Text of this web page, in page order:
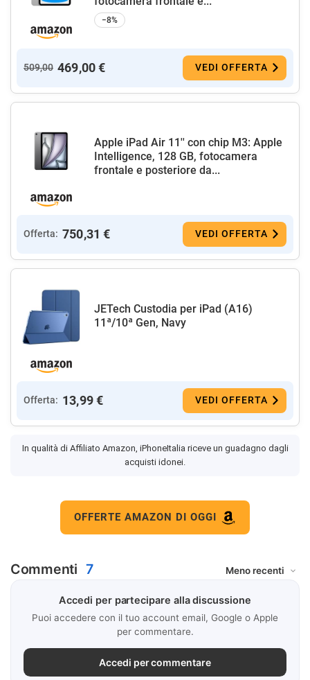
−8%
509,00 469,00 € VEDI OFFERTA
Apple iPad Air 11'' con chip M3: Apple
Intelligence, 128 GB, fotocamera
frontale e posteriore da...
Offerta: 750,31 € VEDI OFFERTA
JETech Custodia per iPad (A16)
11ª/10ª Gen, Navy
Offerta: 13,99 € VEDI OFFERTA
In qualità di Affiliato Amazon, iPhoneItalia riceve un guadagno dagli
acquisti idonei.
OFFERTE AMAZON DI OGGI
Commenti 7
Accedi per partecipare alla discussione
Puoi accedere con il tuo account email, Google o Apple
per commentare.
Accedi per commentare